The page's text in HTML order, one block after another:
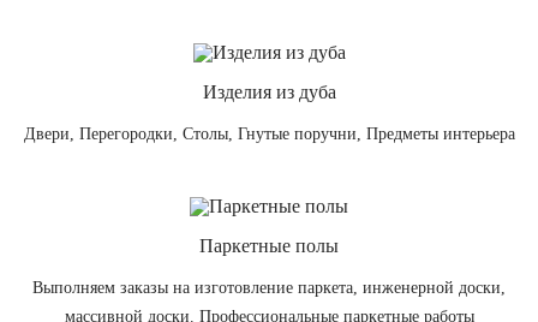
Изделия из дуба
Двери, Перегородки, Столы, Гнутые поручни, Предметы интерьера
Паркетные полы
Выполняем заказы на изготовление паркета, инженерной доски,
массивной доски. Профессиональные паркетные работы